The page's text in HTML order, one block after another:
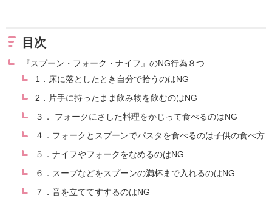
目次
『スプーン・フォーク・ナイフ』のNG行為８つ
1．床に落としたとき自分で拾うのはNG
2．片手に持ったまま飲み物を飲むのはNG
３． フォークにさした料理をかじって食べるのはNG
４．フォークとスプーンでパスタを食べるのは子供の食べ方
５．ナイフやフォークをなめるのはNG
６．スープなどをスプーンの満杯まで入れるのはNG
７．音を立ててすするのはNG